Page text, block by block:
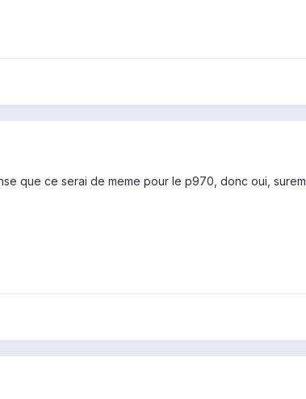
que ce serai de meme pour le p970, donc oui,